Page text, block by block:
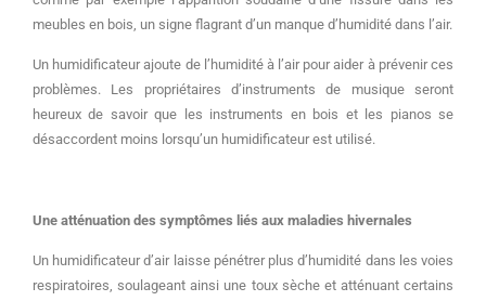
meubles en bois, un signe flagrant d’un manque d’humidité dans l’air.
Un humidificateur ajoute de l’humidité à l’air pour aider à prévenir ces
problèmes. Les propriétaires d’instruments de musique seront
heureux de savoir que les instruments en bois et les pianos se
désaccordent moins lorsqu’un humidificateur est utilisé.
Une atténuation des symptômes liés aux maladies hivernales
Un humidificateur d’air laisse pénétrer plus d’humidité dans les voies
respiratoires, soulageant ainsi une toux sèche et atténuant certains